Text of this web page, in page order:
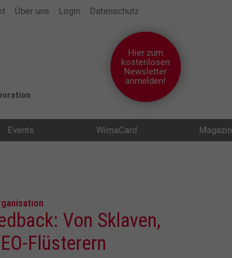
Über uns Login Datenschutz
Hier zum
kostenlosen
Newsletter
anmelden!
Events WimaCard Magazin
Von Sklaven,
Flüsterern